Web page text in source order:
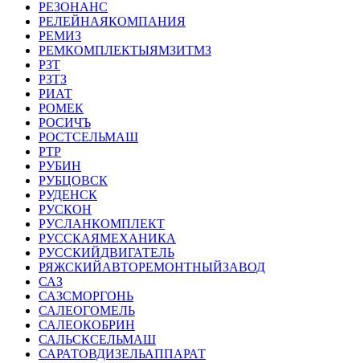
РЕЗОНАНС
РЕЛЕЙНАЯКОМПАНИЯ
РЕМИЗ
РЕМКОМПЛЕКТЫЯМЗИТМЗ
РЗТ
РЗТЗ
РИАТ
РОМЕК
РОСИЧЪ
РОСТСЕЛЬМАШ
РТР
РУБИН
РУБЦОВСК
РУДЕНСК
РУСКОН
РУСЛАНКОМПЛЕКТ
РУССКАЯМЕХАНИКА
РУССКИЙДВИГАТЕЛЬ
РЯЖСКИЙАВТОРЕМОНТНЫЙЗАВОД
САЗ
САЗСМОРГОНЬ
САЛЕОГОМЕЛЬ
САЛЕОКОБРИН
САЛЬСКСЕЛЬМАШ
САРАТОВДИЗЕЛЬАППАРАТ